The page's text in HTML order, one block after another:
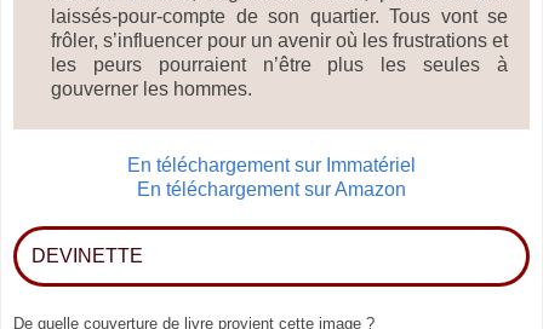
laissés-pour-compte de son quartier. Tous vont se
frôler, s’influencer pour un avenir où les frustrations et
les peurs pourraient n’être plus les seules à
gouverner les hommes.
En téléchargement sur Immatériel
En téléchargement sur Amazon
DEVINETTE
De quelle couverture de livre provient cette image ?